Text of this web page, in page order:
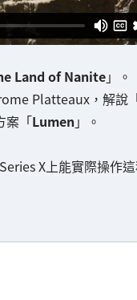
Land of Nanite」。
Platteaux，解說
案「Lumen 」。
X上能實際操作